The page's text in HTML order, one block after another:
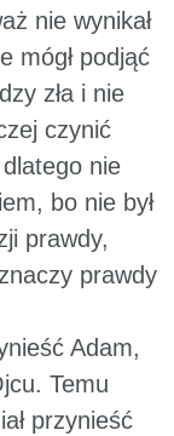
nie wynikał
mógł podjąć
zła i nie
czynić
dlatego nie
bo nie był
prawdy,
prawdy
Adam,
Temu
przynieść